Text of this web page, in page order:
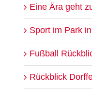
Eine Ära geht
Sport im Park
Fußball
Rückblick